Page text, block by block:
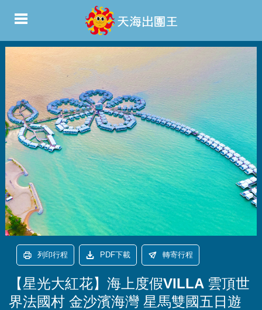
列印行程 PDF下載 轉寄行程
【星光大紅花】海上度假VILLA 雲頂世
界法國村 金沙濱海灣 星馬雙國五日遊